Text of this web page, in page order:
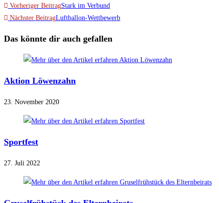
Weitere
Artikel
ansehen
Vorheriger BeitragStark im Verbund
Nächster BeitragLuftballon-Wettbewerb
Das könnte dir auch gefallen
Aktion Löwenzahn
23. November 2020
Sportfest
27. Juli 2022